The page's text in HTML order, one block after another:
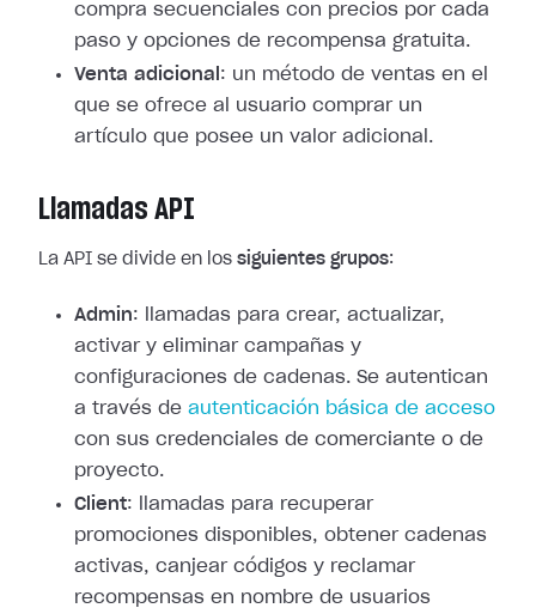
compra secuenciales con precios por cada
paso y opciones de recompensa gratuita.
Venta adicional : un método de ventas en el
que se ofrece al usuario comprar un
artículo que posee un valor adicional.
Llamadas API
La API se divide en los siguientes grupos:
Admin: llamadas para crear, actualizar,
activar y eliminar campañas y
configuraciones de cadenas. Se autentican
a través de autenticación básica de acceso
con sus credenciales de comerciante o de
proyecto.
Client: llamadas para recuperar
promociones disponibles, obtener cadenas
activas, canjear códigos y reclamar
recompensas en nombre de usuarios